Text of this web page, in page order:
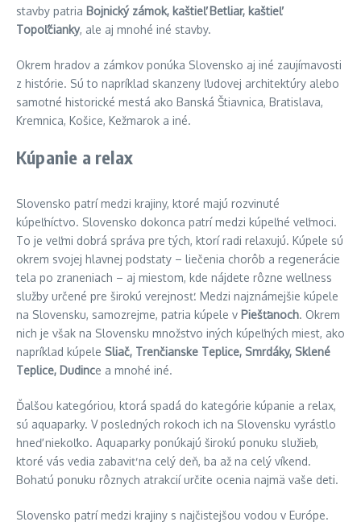
stavby patria Bojnický zámok, kaštieľ Betliar, kaštieľ
Topoľčianky, ale aj mnohé iné stavby.
Okrem hradov a zámkov ponúka Slovensko aj iné zaujímavosti
z histórie. Sú to napríklad skanzeny ľudovej architektúry alebo
samotné historické mestá ako Banská Štiavnica, Bratislava,
Kremnica, Košice, Kežmarok a iné.
Kúpanie a relax
Slovensko patrí medzi krajiny, ktoré majú rozvinuté
kúpeľníctvo. Slovensko dokonca patrí medzi kúpeľné veľmoci.
To je veľmi dobrá správa pre tých, ktorí radi relaxujú. Kúpele sú
okrem svojej hlavnej podstaty – liečenia chorôb a regenerácie
tela po zraneniach – aj miestom, kde nájdete rôzne wellness
služby určené pre širokú verejnosť. Medzi najznámejšie kúpele
na Slovensku, samozrejme, patria kúpele v Piešťanoch. Okrem
nich je však na Slovensku množstvo iných kúpeľných miest, ako
napríklad kúpele Sliač, Trenčianske Teplice, Smrdáky, Sklené
Teplice, Dudince a mnohé iné.
Ďalšou kategóriou, ktorá spadá do kategórie kúpanie a relax,
sú aquaparky. V posledných rokoch ich na Slovensku vyrástlo
hneď niekoľko. Aquaparky ponúkajú širokú ponuku služieb,
ktoré vás vedia zabaviť na celý deň, ba až na celý víkend.
Bohatú ponuku rôznych atrakcií určite ocenia najmä vaše deti.
Slovensko patrí medzi krajiny s najčistejšou vodou v Európe.